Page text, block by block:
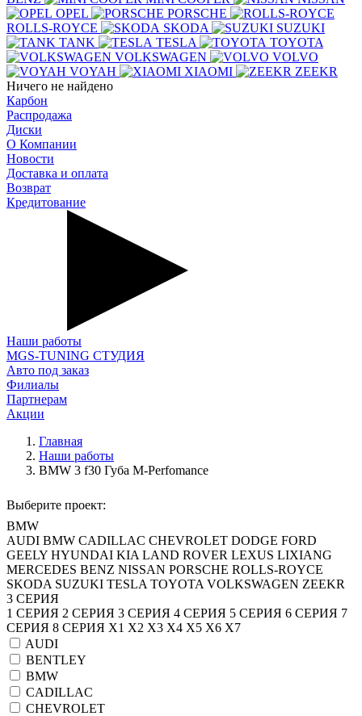
OPEL
PORSCHE
ROLLS-ROYCE
SKODA
SUZUKI
TANK
TESLA
TOYOTA
VOLKSWAGEN
VOLVO
VOYAH
XIAOMI
ZEEKR
Ничего не найдено
Карбон
Распродажа
Диски
О Компании
Новости
Доставка и оплата
Возврат
Кредитование
Наши работы
MGS-TUNING СТУДИЯ
Авто под заказ
Филиалы
Партнерам
Акции
Главная
Наши работы
BMW 3 f30 Губа M-Perfomance
Выберите проект:
BMW
AUDI BMW CADILLAC CHEVROLET DODGE FORD
GEELY HYUNDAI KIA LAND ROVER LEXUS LIXIANG
MERCEDES BENZ NISSAN PORSCHE ROLLS-ROYCE
SKODA SUZUKI TESLA TOYOTA VOLKSWAGEN ZEEKR
3 СЕРИЯ
1 СЕРИЯ 2 СЕРИЯ 3 СЕРИЯ 4 СЕРИЯ 5 СЕРИЯ 6 СЕРИЯ 7
СЕРИЯ 8 СЕРИЯ X1 X2 X3 X4 X5 X6 X7
AUDI
BENTLEY
BMW
CADILLAC
CHEVROLET